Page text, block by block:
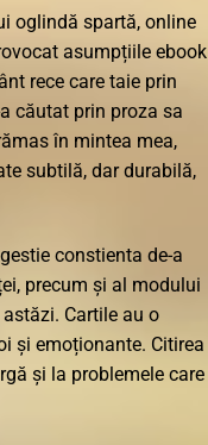
oglindă spartă, online
asumpțiile ebook
rece care taie prin
căutat prin proza sa
în mintea mea,
subtilă, dar durabilă,
constienta de-a
precum și al modului
Cartile au o
și emoționante. Citirea
și la problemele care